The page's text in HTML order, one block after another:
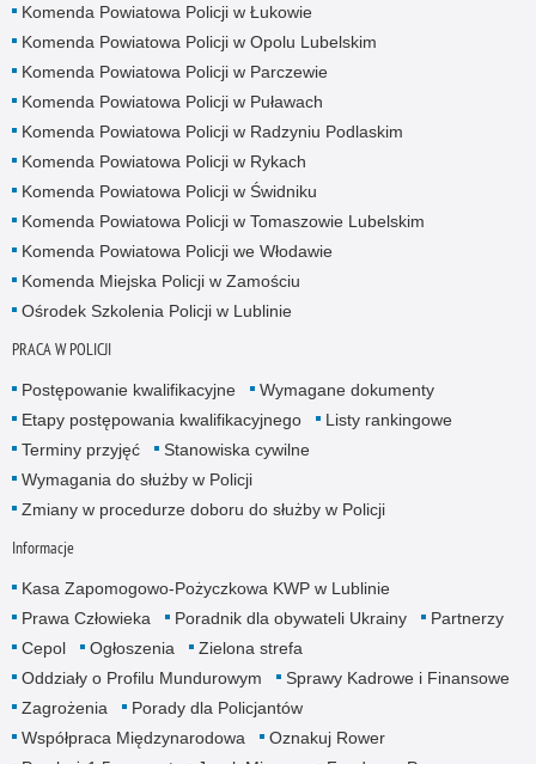
Komenda Powiatowa Policji w Łukowie
Komenda Powiatowa Policji w Opolu Lubelskim
Komenda Powiatowa Policji w Parczewie
Komenda Powiatowa Policji w Puławach
Komenda Powiatowa Policji w Radzyniu Podlaskim
Komenda Powiatowa Policji w Rykach
Komenda Powiatowa Policji w Świdniku
Komenda Powiatowa Policji w Tomaszowie Lubelskim
Komenda Powiatowa Policji we Włodawie
Komenda Miejska Policji w Zamościu
Ośrodek Szkolenia Policji w Lublinie
PRACA W POLICJI
Postępowanie kwalifikacyjne
Wymagane dokumenty
Etapy postępowania kwalifikacyjnego
Listy rankingowe
Terminy przyjęć
Stanowiska cywilne
Wymagania do służby w Policji
Zmiany w procedurze doboru do służby w Policji
Informacje
Kasa Zapomogowo-Pożyczkowa KWP w Lublinie
Prawa Człowieka
Poradnik dla obywateli Ukrainy
Partnerzy
Cepol
Ogłoszenia
Zielona strefa
Oddziały o Profilu Mundurowym
Sprawy Kadrowe i Finansowe
Zagrożenia
Porady dla Policjantów
Współpraca Międzynarodowa
Oznakuj Rower